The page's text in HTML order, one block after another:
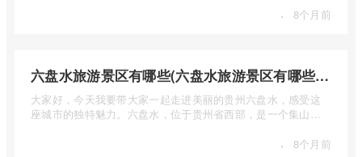
· 8个月前
六盘水旅游景区有哪些(六盘水旅游景区有哪些景点值得去)
大家好，今天我要带大家一起走进美丽的贵州六盘水，感受这
座城市的独特魅力。六盘水，位于贵州省西部，是一个集山水
· 8个月前